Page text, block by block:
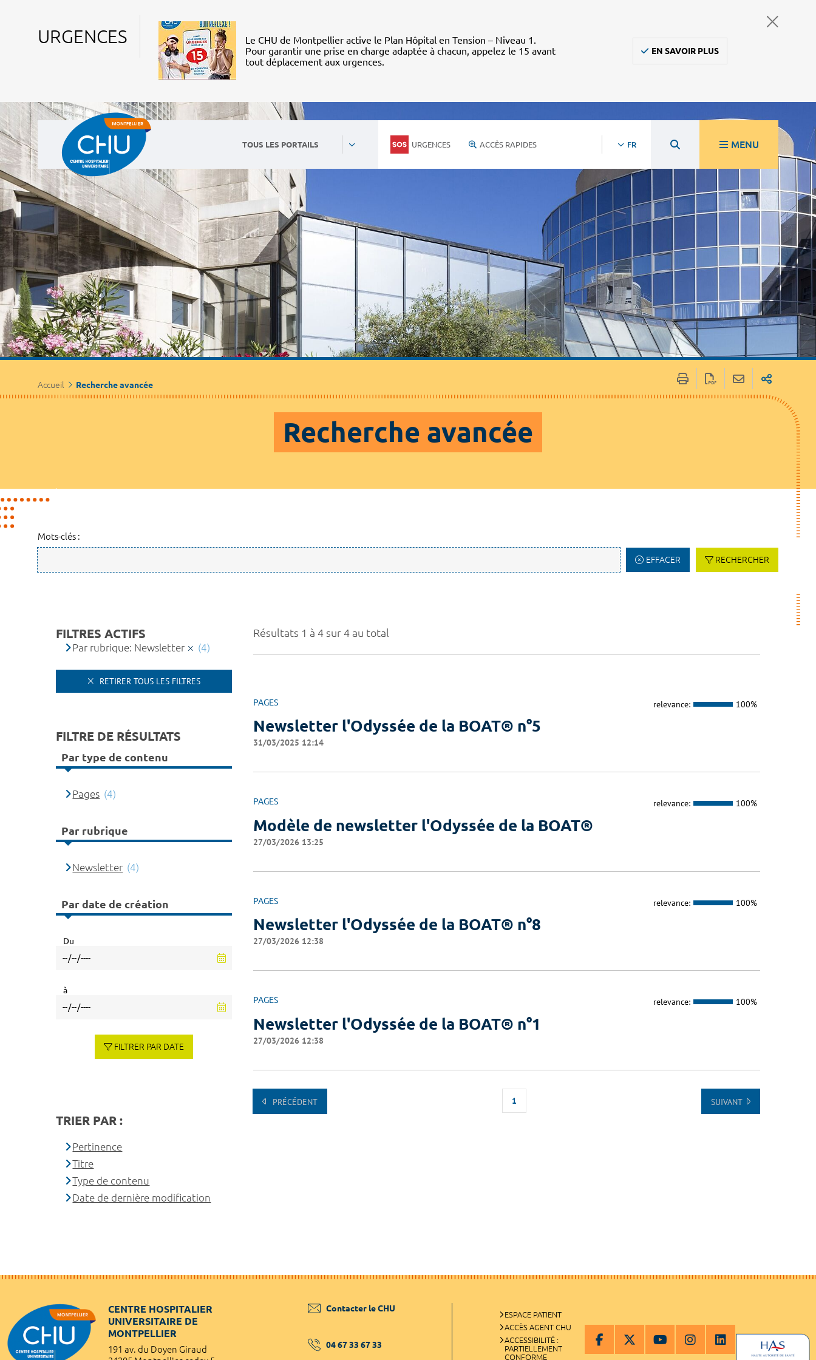
URGENCES
Le CHU de Montpellier active le Plan Hôpital en Tension – Niveau 1.
Pour garantir une prise en charge adaptée à chacun, appelez le 15 avant
tout déplacement aux urgences.
EN SAVOIR PLUS
TOUS LES PORTAILS URGENCES ACCÈS RAPIDES FR MENU
Accueil Recherche avancée
Recherche avancée
Mots-clés :
EFFACER RECHERCHER
Résultats 1 à 4 sur 4 au total
PAGES relevance: 100%
Newsletter l'Odyssée de la BOAT® n°5
31/03/2025 12:14
PAGES relevance: 100%
Modèle de newsletter l'Odyssée de la BOAT®
27/03/2026 13:25
PAGES relevance: 100%
Newsletter l'Odyssée de la BOAT® n°8
27/03/2026 12:38
PAGES relevance: 100%
Newsletter l'Odyssée de la BOAT® n°1
27/03/2026 12:38
PRÉCÉDENT 1 SUIVANT
FILTRES ACTIFS
Par rubrique: Newsletter (4)
RETIRER TOUS LES FILTRES
FILTRE DE RÉSULTATS
Par type de contenu
Pages (4)
Par rubrique
Newsletter (4)
Par date de création
Du
à
FILTRER PAR DATE
TRIER PAR :
Pertinence
Titre
Type de contenu
Date de dernière modification
CENTRE HOSPITALIER
UNIVERSITAIRE DE
MONTPELLIER
191 av. du Doyen Giraud
Contacter le CHU
04 67 33 67 33
ESPACE PATIENT
ACCÈS AGENT CHU
ACCESSIBILITÉ :
PARTIELLEMENT
CONFORME